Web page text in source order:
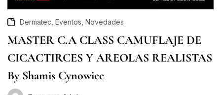
Dermatec Eventos Novedades
MASTER C.A CLASS CAMUFLAJE DE
CICACTIRCES Y AREOLAS REALISTAS
By Shamis Cynowiec